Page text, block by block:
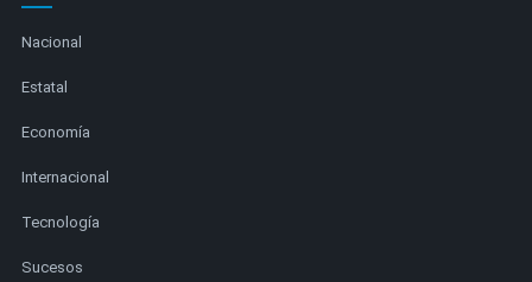
Nacional
Estatal
Economía
Internacional
Tecnología
Sucesos